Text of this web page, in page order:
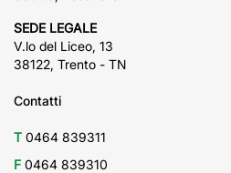
SEDE LEGALE
V.lo del Liceo, 13
38122, Trento - TN
Contatti
T 0464 839311
F 0464 839310